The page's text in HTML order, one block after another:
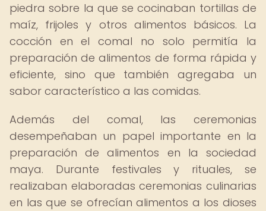
piedra sobre la que se cocinaban tortillas de
maíz, frijoles y otros alimentos básicos. La
cocción en el comal no solo permitía la
preparación de alimentos de forma rápida y
eficiente, sino que también agregaba un
sabor característico a las comidas.
Además del comal, las ceremonias
desempeñaban un papel importante en la
preparación de alimentos en la sociedad
maya. Durante festivales y rituales, se
realizaban elaboradas ceremonias culinarias
en las que se ofrecían alimentos a los dioses